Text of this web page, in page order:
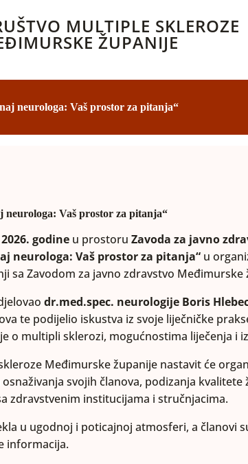
MULTIPLE SKLEROZE
ŽUPANIJE
neurologa: Vaš prostor za pitanja“
neurologa: Vaš prostor za pitanja“
godine u prostoru Zavoda za javno
neurologa: Vaš prostor za pitanja“ u
sa Zavodom za javno zdravstvo Međimurske
dr.med.spec. neurologije Boris
te podijelio iskustva iz svoje liječničke
o multipli sklerozi, mogućnostima liječenja i
Međimurske županije nastavit će
svojih članova, podizanja
zdravstvenim institucijama i stručnjacima.
u ugodnoj i poticajnoj atmosferi, a članovi
informacija.